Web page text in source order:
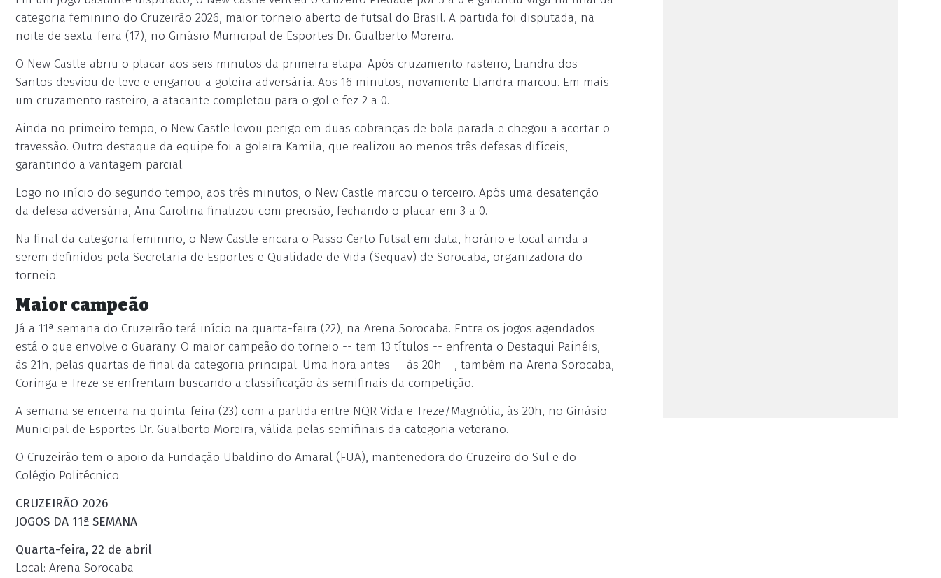
categoria feminino do Cruzeirão 2026, maior torneio aberto de futsal do Brasil. A partida foi disputada, na
noite de sexta-feira (17), no Ginásio Municipal de Esportes Dr. Gualberto Moreira.
O New Castle abriu o placar aos seis minutos da primeira etapa. Após cruzamento rasteiro, Liandra dos
Santos desviou de leve e enganou a goleira adversária. Aos 16 minutos, novamente Liandra marcou. Em mais
um cruzamento rasteiro, a atacante completou para o gol e fez 2 a 0.
Ainda no primeiro tempo, o New Castle levou perigo em duas cobranças de bola parada e chegou a acertar o
travessão. Outro destaque da equipe foi a goleira Kamila, que realizou ao menos três defesas difíceis,
garantindo a vantagem parcial.
Logo no início do segundo tempo, aos três minutos, o New Castle marcou o terceiro. Após uma desatenção
da defesa adversária, Ana Carolina finalizou com precisão, fechando o placar em 3 a 0.
Na final da categoria feminino, o New Castle encara o Passo Certo Futsal em data, horário e local ainda a
serem definidos pela Secretaria de Esportes e Qualidade de Vida (Sequav) de Sorocaba, organizadora do
torneio.
Maior campeão
Já a 11ª semana do Cruzeirão terá início na quarta-feira (22), na Arena Sorocaba. Entre os jogos agendados
está o que envolve o Guarany. O maior campeão do torneio -- tem 13 títulos -- enfrenta o Destaqui Painéis,
às 21h, pelas quartas de final da categoria principal. Uma hora antes -- às 20h --, também na Arena Sorocaba,
Coringa e Treze se enfrentam buscando a classificação às semifinais da competição.
A semana se encerra na quinta-feira (23) com a partida entre NQR Vida e Treze/Magnólia, às 20h, no Ginásio
Municipal de Esportes Dr. Gualberto Moreira, válida pelas semifinais da categoria veterano.
O Cruzeirão tem o apoio da Fundação Ubaldino do Amaral (FUA), mantenedora do Cruzeiro do Sul e do
Colégio Politécnico.
CRUZEIRÃO 2026
JOGOS DA 11ª SEMANA
Quarta-feira, 22 de abril
Local: Arena Sorocaba